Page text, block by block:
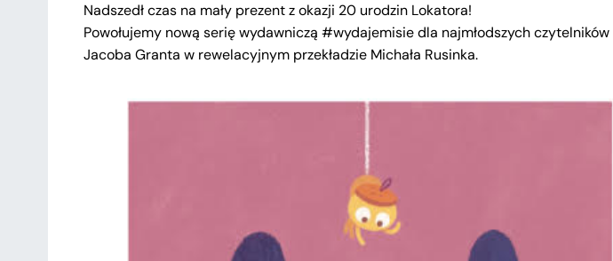
Nadszedł czas na mały prezent z okazji 20 urodzin Lokatora!
Powołujemy nową serię wydawniczą #wydajemisie dla najmłodszych czytelników
Jacoba Granta w rewelacyjnym przekładzie Michała Rusinka.